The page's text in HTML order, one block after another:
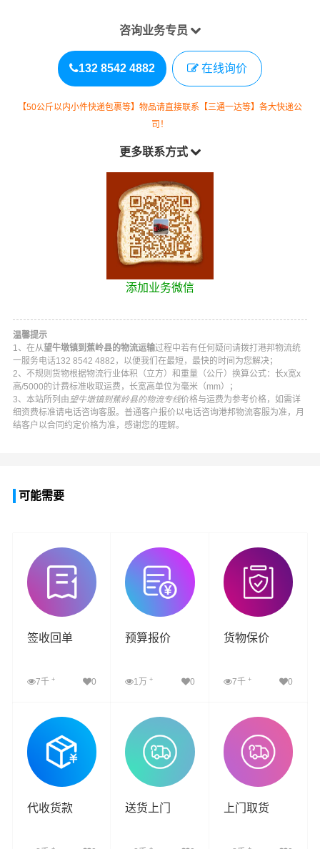
咨询业务专员
132 8542 4882 在线询价
【50公斤以内小件快递包裹等】物品请直接联系【三通一达等】各大快递公
司！
更多联系方式
添加业务微信
温馨提示
1、在从望牛墩镇到蕉岭县的物流运输过程中若有任何疑问请拨打 港邦物流统
一服务电话132 8542 4882 ，以便我们在最短，最快的时间为您解决；
2、不规则货物根据物流行业体积（立方）和重量（公斤）换算公式：长x宽x
高/5000的计费标准收取运费，长宽高单位为毫米（mm）；
3、本站所列由 望牛墩镇到蕉岭县的物流专线价格与运费为参考价格，如需详
细资费标准请电话咨询客服。普通客户报价以电话咨询港邦物流客服为准，月
结客户以合同约定价格为准，感谢您的理解。
可能需要
签收回单
7千 + 0
查看详细
预算报价
1万+ 0
查看详细
货物保价
7千 + 0
查看详细
代收货款 送货上门 上门取货